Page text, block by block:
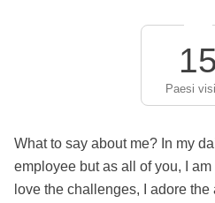
15
Paesi
What to say about me? In my
employee but as all of you, I am
love the challenges, I adore